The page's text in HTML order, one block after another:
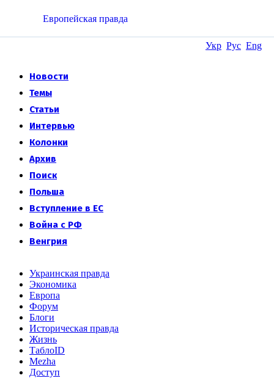
Укр Рус Eng
Европейская правда
Новости
Темы
Статьи
Интервью
Колонки
Архив
Поиск
Польша
Вступление в ЕС
Война с РФ
Венгрия
Украинская правда
Экономика
Европа
Форум
Блоги
Историческая правда
Жизнь
ТаблоID
Mezha
Доступ